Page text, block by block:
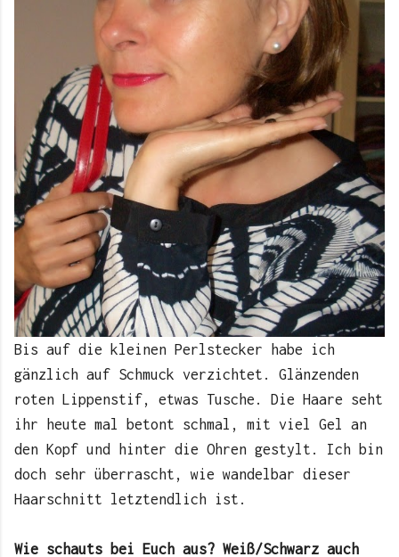
Bis auf die kleinen Perlstecker habe ich
gänzlich auf Schmuck verzichtet. Glänzenden
roten Lippenstif, etwas Tusche. Die Haare seht
ihr heute mal betont schmal, mit viel Gel an
den Kopf und hinter die Ohren gestylt. Ich bin
doch sehr überrascht, wie wandelbar dieser
Haarschnitt letztendlich ist.
Wie schauts bei Euch aus? Weiß/Schwarz auch